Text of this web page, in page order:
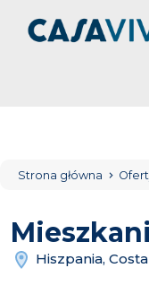
Strona główna
Hiszpania,